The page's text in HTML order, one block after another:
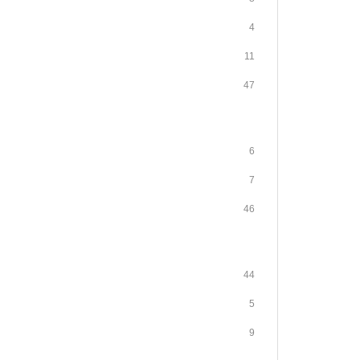
4
11
47
6
7
46
44
5
9